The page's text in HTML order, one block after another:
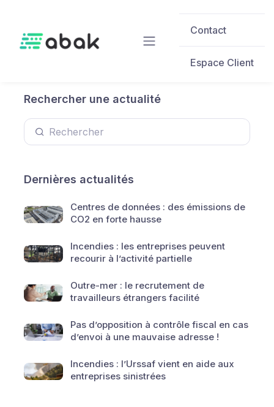
Contact
Espace Client
Rechercher une actualité
Dernières actualités
Centres de données : des émissions de
CO2 en forte hausse
Incendies : les entreprises peuvent
recourir à l’activité partielle
Outre-mer : le recrutement de
travailleurs étrangers facilité
Pas d’opposition à contrôle fiscal en cas
d’envoi à une mauvaise adresse !
Incendies : l’Urssaf vient en aide aux
entreprises sinistrées